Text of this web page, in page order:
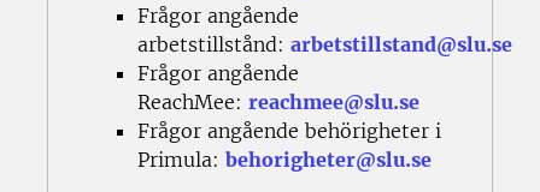
Frågor angående
arbetstillstånd: arbetstillstand@slu.se
Frågor angående
ReachMee: reachmee@slu.se
Frågor angående behörigheter i
Primula: behorigheter@slu.se